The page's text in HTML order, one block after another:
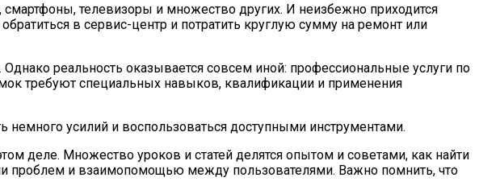
телевизоры и множество других. И неизбежно приходится
в сервис-центр и потратить круглую сумму на ремонт или
реальность оказывается совсем иной: профессиональные услуги по
требуют специальных навыков, квалификации и применения
усилий и воспользоваться доступными инструментами.
деле. Множество уроков и статей делятся опытом и советами, как найти
проблем и взаимопомощью между пользователями. Важно помнить, что